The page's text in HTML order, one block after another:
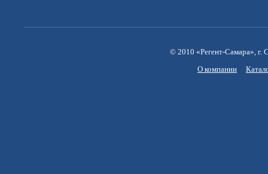
© 2010 «Регент-Самара», г.
О компании